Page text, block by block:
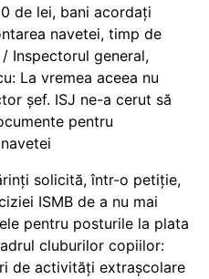
de lei, bani acordați
navetei, timp de
Inspectorul general,
La vremea aceea nu
șef. ISJ ne-a cerut să
pentru
solicită, într-o petiție,
ISMB de a nu mai
pentru posturile la plata
cluburilor copiilor:
de activități extrașcolare